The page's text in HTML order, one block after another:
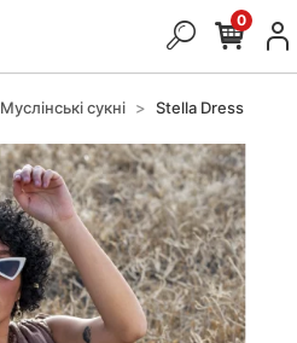
0
Муслінські сукні Stella Dress